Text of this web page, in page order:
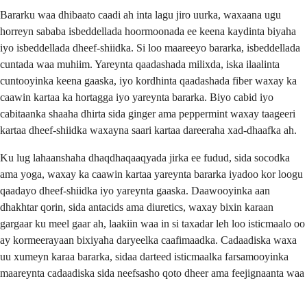
Bararku waa dhibaato caadi ah inta lagu jiro uurka, waxaana ugu
horreyn sababa isbeddellada hoormoonada ee keena kaydinta biyaha
iyo isbeddellada dheef-shiidka. Si loo maareeyo bararka, isbeddellada
cuntada waa muhiim. Yareynta qaadashada milixda, iska ilaalinta
cuntooyinka keena gaaska, iyo kordhinta qaadashada fiber waxay ka
caawin kartaa ka hortagga iyo yareynta bararka. Biyo cabid iyo
cabitaanka shaaha dhirta sida ginger ama peppermint waxay taageeri
kartaa dheef-shiidka waxayna saari kartaa dareeraha xad-dhaafka ah.
Ku lug lahaanshaha dhaqdhaqaaqyada jirka ee fudud, sida socodka
ama yoga, waxay ka caawin kartaa yareynta bararka iyadoo kor loogu
qaadayo dheef-shiidka iyo yareynta gaaska. Daawooyinka aan
dhakhtar qorin, sida antacids ama diuretics, waxay bixin karaan
gargaar ku meel gaar ah, laakiin waa in si taxadar leh loo isticmaalo oo
ay kormeerayaan bixiyaha daryeelka caafimaadka. Cadaadiska waxa
uu xumeyn karaa bararka, sidaa darteed isticmaalka farsamooyinka
maareynta cadaadiska sida neefsasho qoto dheer ama feejignaanta waa